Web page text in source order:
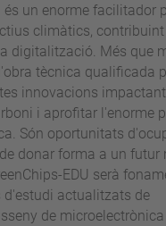
un enorme facilitador
climàtics,
digitalització. Més que
tècnica qualificada
innovacions
i aprofitar l'enorme
Són oportunitats
donar forma a un futur
EDU serà
d'estudi actualitzats de
de